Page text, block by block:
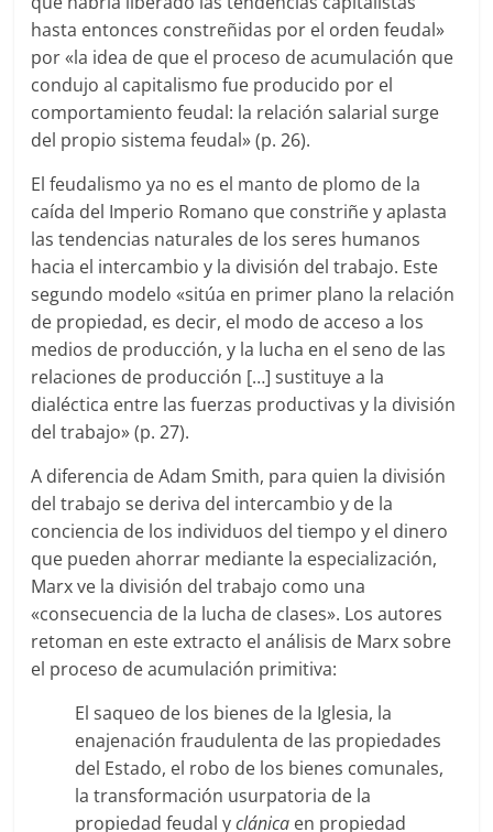
hasta entonces constreñidas por el orden feudal»
por «la idea de que el proceso de acumulación que
condujo al capitalismo fue producido por el
comportamiento feudal: la relación salarial surge
del propio sistema feudal» (p. 26).
El feudalismo ya no es el manto de plomo de la
caída del Imperio Romano que constriñe y aplasta
las tendencias naturales de los seres humanos
hacia el intercambio y la división del trabajo. Este
segundo modelo «sitúa en primer plano la relación
de propiedad, es decir, el modo de acceso a los
medios de producción, y la lucha en el seno de las
relaciones de producción […] sustituye a la
dialéctica entre las fuerzas productivas y la división
del trabajo» (p. 27).
A diferencia de Adam Smith, para quien la división
del trabajo se deriva del intercambio y de la
conciencia de los individuos del tiempo y el dinero
que pueden ahorrar mediante la especialización,
Marx ve la división del trabajo como una
«consecuencia de la lucha de clases». Los autores
retoman en este extracto el análisis de Marx sobre
el proceso de acumulación primitiva:
El saqueo de los bienes de la Iglesia, la
enajenación fraudulenta de las propiedades
del Estado, el robo de los bienes comunales,
la transformación usurpatoria de la
propiedad feudal yclánica en propiedad